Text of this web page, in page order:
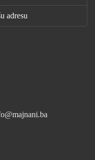
adresu